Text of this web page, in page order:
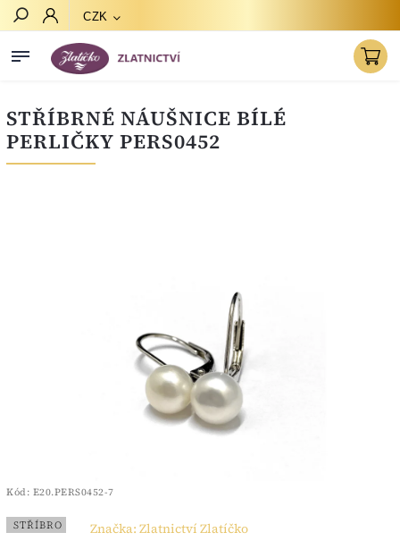
CZK
STŘÍBRNÉ NÁUŠNICE BÍLÉ
PERLIČKY PERS0452
Kód: E20.PERS0452-7
STŘÍBRO Značka: Zlatnictví Zlatíčko